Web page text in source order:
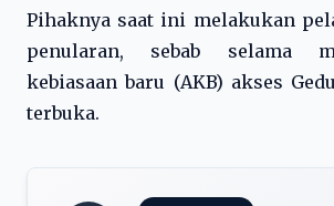
Pihaknya saat ini melakukan
penularan, sebab selama
kebiasaan baru (AKB) akses
terbuka.